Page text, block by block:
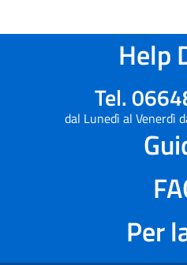
Help
Tel.
dal Lunedì al Venerdì
Per